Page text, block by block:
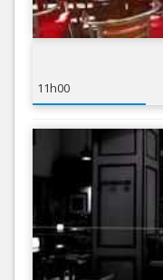
11h00